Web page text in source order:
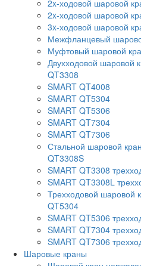
2x-ходовой шаровой
2x-ходовой шаровой
3x-ходовой шаровой
Межфланцевый
Муфтовый шаровой
Двухходовой шаровой
QT3308
SMART QT4008
SMART QT5304
SMART QT5306
SMART QT7304
SMART QT7306
Стальной шаровой
QT3308S
SMART QT3308
SMART QT3308L
Трехходовой шаровой
QT5304
SMART QT5306
SMART QT7304
SMART QT7306
Шаровые краны